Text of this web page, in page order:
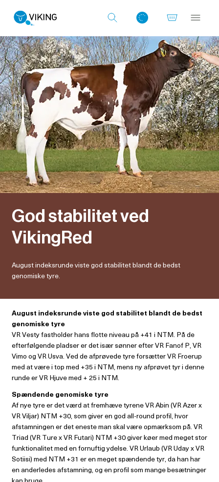
Log ind med det samme
God stabilitet ved
VikingRed
August indeksrunde viste god stabilitet blandt de bedst
genomiske tyre.
August indeksrunde viste god stabilitet blandt de bedst
genomiske tyre
VR Vesty fastholder hans flotte niveau på +41 i NTM. På de
efterfølgende pladser er det især sønner efter VR Fanof P, VR
Vimo og VR Usva. Ved de afprøvede tyre forsætter VR Froerup
med at være i top med +35 i NTM, mens ny afprøvet tyr i denne
runde er VR Hjuve med + 25 i NTM.
Spændende genomiske tyre
Af nye tyre er det værd at fremhæve tyrene VR Abin (VR Azer x
VR Viljar) NTM +30, som giver en god all-round profil, hvor
afstamningen er det eneste man skal være opmærksom på. VR
Triad (VR Ture x VR Futari) NTM +30 giver køer med meget stor
funktionalitet med en fornuftig ydelse. VR Urlaub (VR Uday x VR
Sotiisi) med NTM +31 er en meget spændende tyr, da han har
en anderledes afstamning, og en profil som mange besætninger